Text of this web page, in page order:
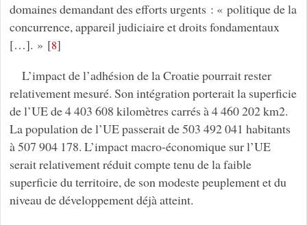
domaines demandant des efforts urgents : « politique de la
concurrence, appareil judiciaire et droits fondamentaux
[…]. » [8]
L’impact de l’adhésion de la Croatie pourrait rester
relativement mesuré. Son intégration porterait la superficie
de l’UE de 4 403 608 kilomètres carrés à 4 460 202 km2.
La population de l’UE passerait de 503 492 041 habitants
à 507 904 178. L’impact macro-économique sur l’UE
serait relativement réduit compte tenu de la faible
superficie du territoire, de son modeste peuplement et du
niveau de développement déjà atteint.